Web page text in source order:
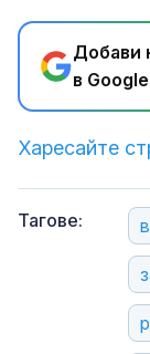
Добави
в Google
Харесайте
Тагове: